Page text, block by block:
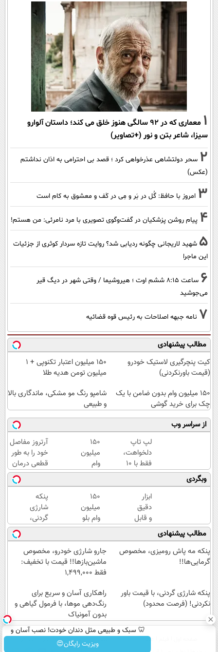
1
معماری که در 92 سالگی هنوز خلق می کند؛ داستان آلوارو
سیزا، شاعر بتن و نور (+تصاویر)
2 سحر دولتشاهی عذرخواهی کرد ؛ قصد بی احترامی به اذان نداشتم
(عکس)
3 امروز با حافظ: گُل در بَر و مِی در کَف و معشوق به کام است
4 پیام روشن پزشکیان در گفت‌و‌گوی تصویری با مرد نامرئی: من هستم!
5 شهید لاریجانی چگونه ردیابی شد؟ روایت تازه سردار کوثری از جزئیات
این ماجرا
6
ساعت ۸:۱۵ ششم اوت ؛ هیروشیما / وقتی شهر در دیگ قیر
می‌جوشید
7 نامه جبهه اصلاحات به رئیس قوه قضائیه
مطالب پیشنهادی
کیت پنچرگیری لاستیک خودرو
(قیمت باورنکردنی)
150 میلیون اعتبار تکنوپی + 1
میلیون تومن هدیه طلا
150 میلیون وام بدون ضامن با یک
چک برای خرید گوشی
شامپو رنگ مو مشکی، ماندگاری بالا
و طبیعی
از سراسر وب
لپ تاپ
دلخواهت،
فقط با 10
میلیون
150
میلیون
وام
فوری
آرتروز مفاصل
خود را به طور
قطعی درمان
کنید!
◗پرسش‌نامه◖
وبگردی
ابزار
دقیق
و قابل
اعتماد
برای
اندازه
در
خانه
قیمت)
150
میلیون
وام بلو
در
تکنوپی
| اعتبار
سنج
رایگان
پنکه
شارژی
گردنی،
با
قیمت
باور
نکردنی!
مطالب پیشنهادی
پنکه مه پاش رومیزی، مخصوص
گرمایی‌ها!!
جارو شارژی خودرو، مخصوص
ماشین‌باز‌ها!! قیمت با تخفیف:
فقط 1,499,000
پنکه شارژی گردنی، با قیمت باور
نکردنی! (فرصت محدود)
راهکاری آسان و سریع برای
رنگ‌دهی موها، با فرمول گیاهی و
بدون آمونیاک
🦷 سبک و طبیعی مثل دندان خودت! نصب آسان و
پرداخت اقساطی 💳 📍 تهران
ویزیت رایگان😍 عصر ایران۲ تماس با ما